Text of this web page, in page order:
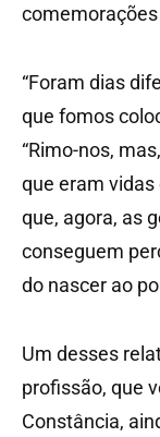
“Foram dias
que fomos
“Rimo-nos,
que eram
que, agora, as
conseguem
do nascer ao
Um desses
profissão, que
Constância,